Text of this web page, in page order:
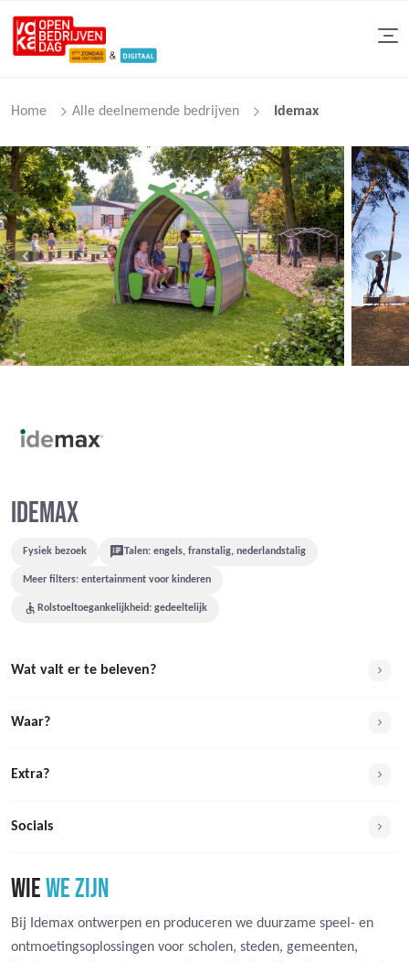
Home Alle deelnemende bedrijven Idemax
IDEMAX
Fysiek bezoek Talen: engels, franstalig, nederlandstalig
Meer filters: entertainment voor kinderen
Rolstoeltoegankelijkheid: gedeeltelijk
Wat valt er te beleven?
Waar?
Extra?
Socials
WIEWE ZIJN
Bij Idemax ontwerpen en produceren we duurzame speel- en
ontmoetingsoplossingen voor scholen, steden, gemeenten,